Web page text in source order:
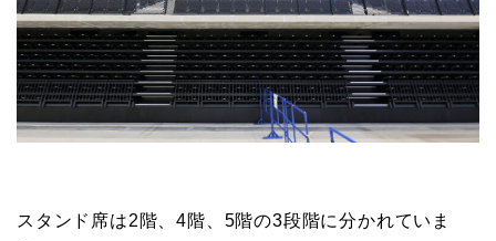
スタンド席は2階、4階、5階の3段階に分かれていま